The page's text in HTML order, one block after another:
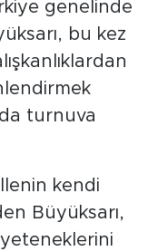
genelinde
bu kez
turnuva
kendi
Büyüksarı,
yeteneklerini